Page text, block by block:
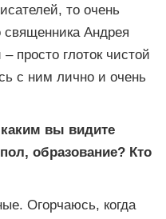
то очень
Андрея
просто глоток чистой
с ним лично и очень
каким вы видите
образование? Кто
Огорчаюсь, когда